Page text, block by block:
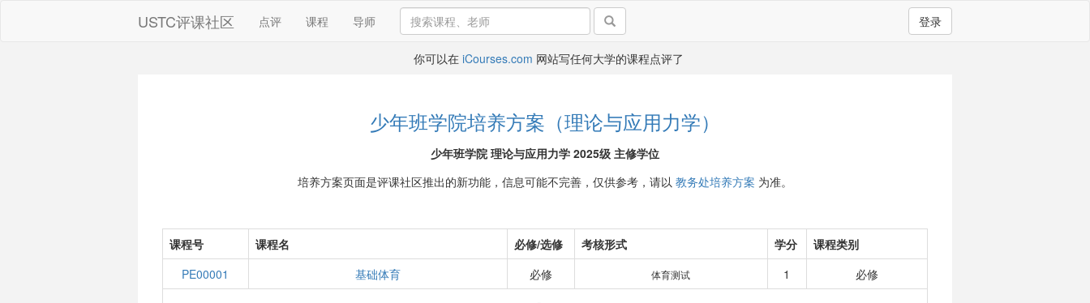
USTC评课社区 点评 课程 导师 登录
你可以在 iCourses.com 网站写任何大学的课程点评了
少年班学院培养方案（理论与应用力学）
少年班学院 理论与应用力学 2025级 主修学位
培养方案页面是评课社区推出的新功能，信息可能不完善，仅供参考，请以 教务处培养方案 为准。
课程号 课程名 必修/选修 考核形式 学分
课程类别
PE00001
基础体育 必修 体育测试 1 必修